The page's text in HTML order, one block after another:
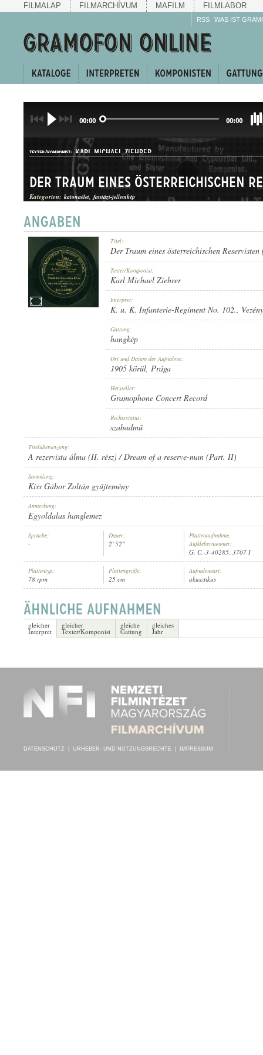
FILMALAP FILMARCHÍVUM MAFILM FILMLABOR
RSS WAS IST
00:00 00:00
TEXTER/KOMPONIST: KARL MICHAEL ZIEHRER
HANGKÉP
1905 KÖRÜL
GRAMOPHONE CONCERT RECORD
PLATTENAUFNAHME:
Kategorien: katonaélet fantázi-jellemkép
Titel:
Der Traum eines österreichischen
Texter/Komponist:
Karl Michael Ziehrer
Interpret:
K. u. K. Infanterie-Regiment No. 102.,
Gattung:
hangkép
Ort und Datum der Aufnahme:
1905 körül, Prága
Hersteller:
Gramophone Concert Record
Rechtsstatus:
szabadmű
Titelübersetzung:
A rezervista álma (II. rész) / Dream of a reserve-man (Part. II)
Sammlung:
Kiss Gábor Zoltán gyűjtemény
Anmerkung:
Egyoldalas hanglemez
Sprache:
-
Dauer:
2' 52"
Plattenaufnahme,
Aufklebernummer:
G. C.-3-40285, 3707 I
Plattentyp:
78 rpm
Plattengröße:
25 cm
Aufnahmeart:
akusztikus
gleicher
Interpret
gleicher
Texter/Komponist
gleiche
Gattung
gleiches
Jahr
DATENSCHUTZ URHEBER- UND NUTZUNGSRECHTE IMPRESSUM